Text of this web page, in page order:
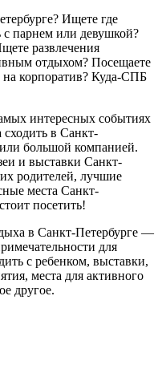
Ищете где
с парнем или девушкой?
развлечения
отдыхом? Посещаете
на корпоратив? Куда-СПБ
интересных событиях
в Санкт-
большой компанией.
и выставки Санкт-
родителей, лучшие
места Санкт-
посетить!
в Санкт-Петербурге —
для
с ребенком, выставки,
места для активного
другое.